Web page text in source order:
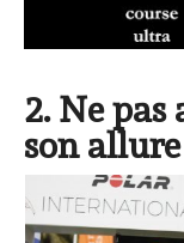
2. Ne pas
son allure